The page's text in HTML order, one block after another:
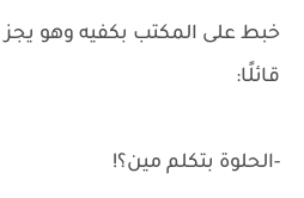
خبط على المكتب بكفيه وهو
قائلًا:
-الحلوة بتكلم مين؟!